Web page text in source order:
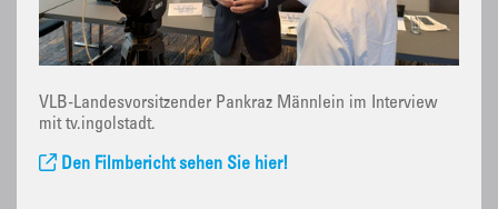
VLB-Landesvorsitzender Pankraz Männlein im Interview
mit tv.ingolstadt.
Den Filmbericht sehen Sie hier!